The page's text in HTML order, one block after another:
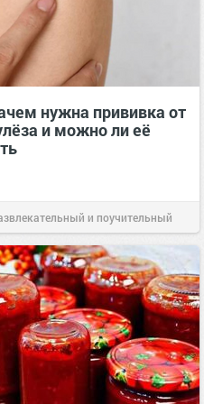
нужна прививка от
и можно ли её
и поучительный
Вчера